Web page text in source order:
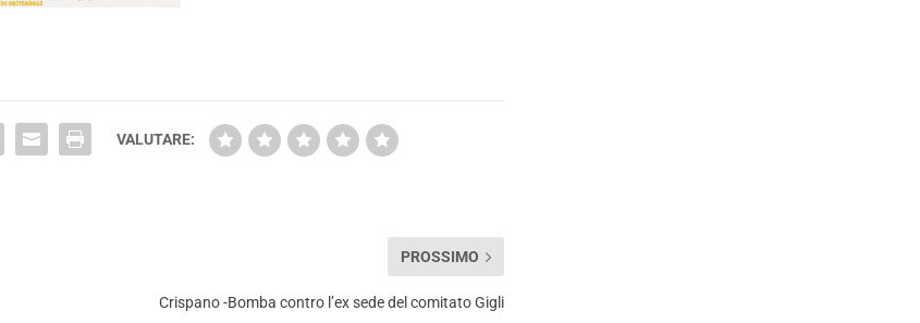
VALUTARE:
PROSSIMO
Crispano -Bomba contro l’ex sede del comitato Gigli